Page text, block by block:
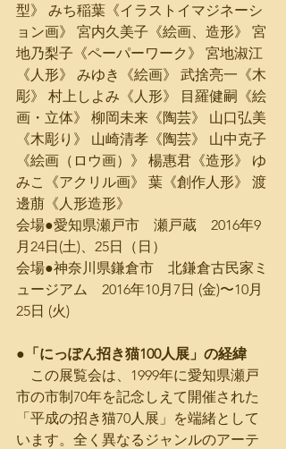
型》 みち稲葉《イラストイマジネーシ
ョン画》 宮内久美子《絵画、造形》 宮
地乃梨子《ペーパーワーク》 宮地淑江
《人形》 みゆき《絵画》 武捨亮一《木
彫》 村上しよみ《人形》 目羅健嗣《絵
画・立体》 柳岡未来《陶芸》 山口弘美
《木彫り》 山崎清孝《陶芸》 山中克子
《絵画（ロウ画）》 楊惠君《造形》 ゆ
みこ《アクリル画》 葉《創作人形》 渡
邊萠《人形造形》
会場●愛知県瀬戸市　瀬戸蔵　2016年9
月24日(土)、25日（日）
会場●神奈川県鎌倉市　北鎌倉古民家ミ
ュージアム　2016年10月7日 (金)〜10月
25日 (火)
●「にっぽん招き猫100人展」の経緯
この展覧会は、1999年に愛知県瀬戸
市の市制70年を記念しえて開催された
「平成の招き猫70人展」を端緒として
います。全く異なるジャンルのアーテ